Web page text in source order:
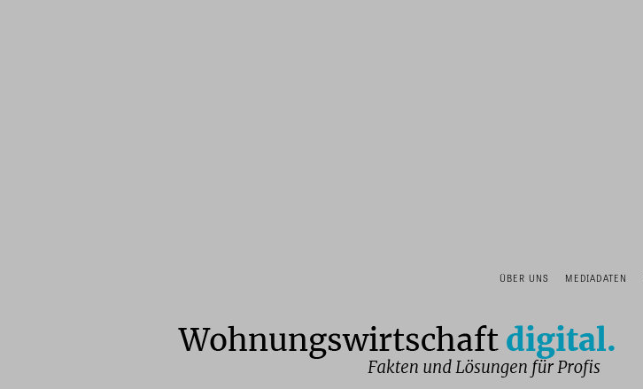
ÜBER UNS MEDIADATEN